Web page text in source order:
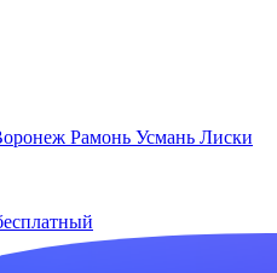
Рамонь Усмань Лиски